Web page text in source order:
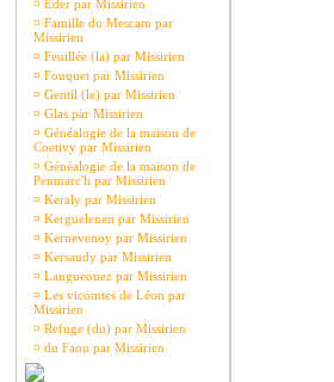
¤ Eder par Missirien
¤ Famille du Mescam par
Missirien
¤ Feuillée (la) par Missirien
¤ Fouquet par Missirien
¤ Gentil (le) par Missirien
¤ Glas par Missirien
¤ Généalogie de la maison de
Coetivy par Missirien
¤ Généalogie de la maison de
Penmarc'h par Missirien
¤ Keraly par Missirien
¤ Kerguelenen par Missirien
¤ Kernevenoy par Missirien
¤ Kersaudy par Missirien
¤ Langueouez par Missirien
¤ Les vicomtes de Léon par
Missirien
¤ Refuge (du) par Missirien
¤ du Faou par Missirien